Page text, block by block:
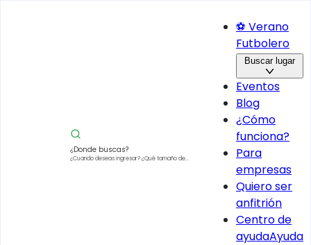
¿Donde buscas?
¿Cuando deseas ingresar?¿Qué tamaño de
⚽ Verano
Futbolero
Buscar lugar
Eventos
Blog
¿Cómo
funciona?
Para
empresas
Quiero ser
anfitrión
Centro de
ayudaAyuda